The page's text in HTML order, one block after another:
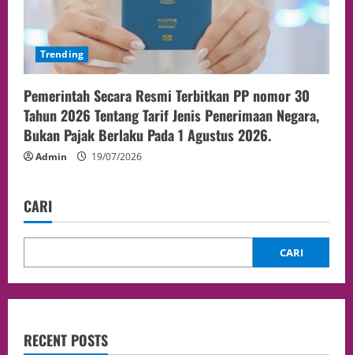
Trending
Pemerintah Secara Resmi Terbitkan PP nomor 30
Tahun 2026 Tentang Tarif Jenis Penerimaan Negara,
Bukan Pajak Berlaku Pada 1 Agustus 2026.
Admin 19/07/2026
CARI
CARI
RECENT POSTS